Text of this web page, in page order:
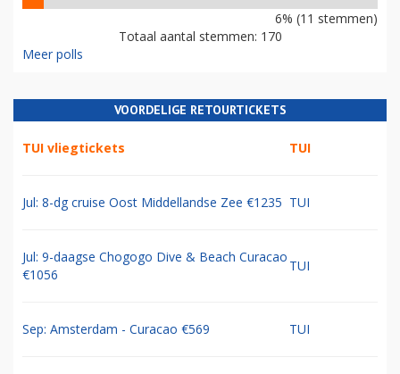
6% (11 stemmen)
Totaal aantal stemmen: 170
Meer polls
VOORDELIGE RETOURTICKETS
TUI vliegtickets TUI
Jul: 8-dg cruise Oost Middellandse Zee €1235 TUI
Jul: 9-daagse Chogogo Dive & Beach Curacao
€1056
TUI
Sep: Amsterdam - Curacao €569 TUI